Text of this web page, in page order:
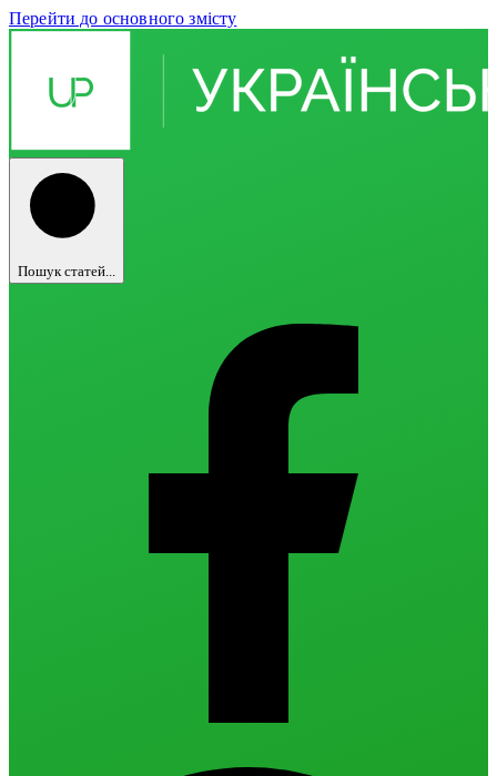
Перейти до основного змісту
Пошук статей...